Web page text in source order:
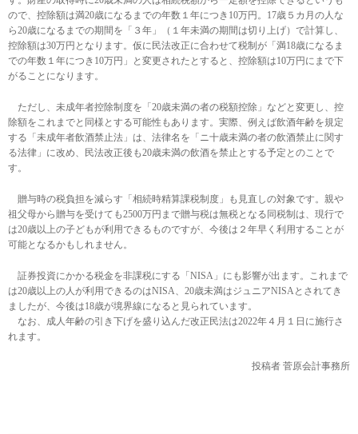
ので、控除額は満20歳になるまでの年数１年につき10万円。17歳５カ月の人な
ら20歳になるまでの期間を「３年」（１年未満の期間は切り上げ）で計算し、
控除額は30万円となります。仮に民法改正に合わせて税制が「満18歳になるま
での年数１年につき10万円」と変更されたとすると、控除額は10万円にまで下
がることになります。
ただし、未成年者控除制度を「20歳未満の者の税額控除」などと変更し、控
除額をこれまでと同様とする可能性もあります。実際、例えば飲酒年齢を規定
する「未成年者飲酒禁止法」は、法律名を「ニ十歳未満の者の飲酒禁止に関す
る法律」に改め、民法改正後も20歳未満の飲酒を禁止とする予定とのことで
す。
贈与時の税負担を減らす「相続時精算課税制度」も見直しの対象です。親や
祖父母から贈与を受けても2500万円まで贈与税は無税となる同税制は、現行で
は20歳以上の子どもが利用できるものですが、今後は２年早く利用することが
可能となるかもしれません。
証券投資にかかる税金を非課税にする「NISA」にも影響が出ます。これまで
は20歳以上の人が利用できるのはNISA、20歳未満はジュニアNISAとされてき
ましたが、今後は18歳が境界線になると見られています。
なお、成人年齢の引き下げを盛り込んだ改正民法は2022年４月１日に施行さ
れます。
投稿者 菅原会計事務所